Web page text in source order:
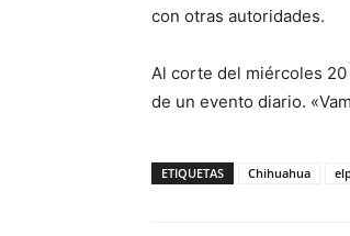
con otras autoridades.
Al corte del miércoles
de un evento diario.
ETIQUETAS Chihuahua